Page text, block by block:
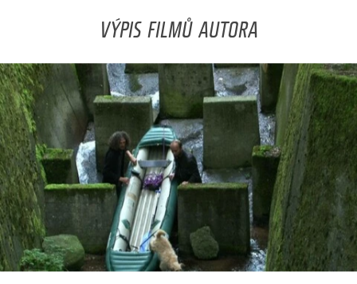
VÝPIS FILMŮ AUTORA